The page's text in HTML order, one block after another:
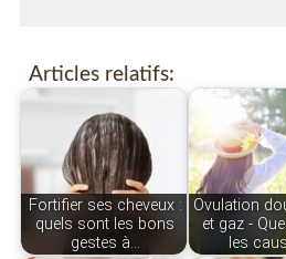
Articles relatifs:
Fortifier ses cheveux :
quels sont les bons
gestes à…
Ovulation
et gaz -
les